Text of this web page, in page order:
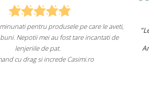
"Lenjeriile de pat de la ei o suntde
un aspect foarte frumos.
Am comandat deja de mai multe ori și
fac asta în viitor.
Recomand cu încredere acest